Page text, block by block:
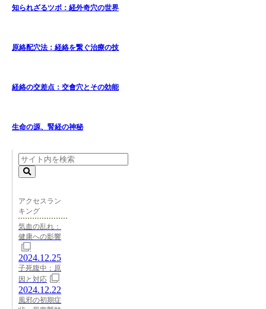
知られざるツボ：経外奇穴の世界
原絡配穴法：経絡を繋ぐ治療の技
経絡の交差点：交會穴とその効能
生命の源、腎経の神秘
アクセスラン
キング
気血の乱れ：
健康への影響
2024.12.25
子死腹中：原
因と対応
2024.12.22
風邪の初期症